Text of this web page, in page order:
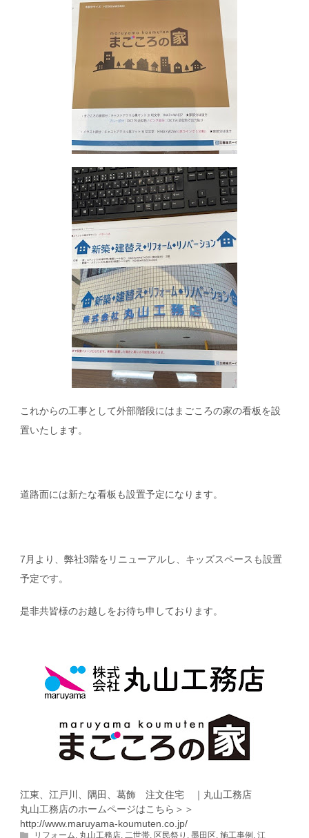
これからの工事として外部階段にはまごころの家の看板を設
置いたします。
道路面には新たな看板も設置予定になります。
7 月より、弊社3階をリニューアルし、キッズスペースも設置
予定です。
是非共皆様のお越しをお待ち申しております。
江東、江戸川、隅田、葛飾 注文住宅 ｜丸山工務店
丸山工務店のホームページはこちら＞＞
http://www.maruyama-koumuten.co.jp/
リフォーム, 丸山工務店, 二世帯, 区民祭り , 墨田区, 施工事例 , 江